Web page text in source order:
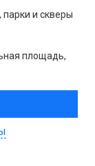
и скверы
площадь,